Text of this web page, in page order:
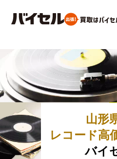
山形
レコード高
バイ